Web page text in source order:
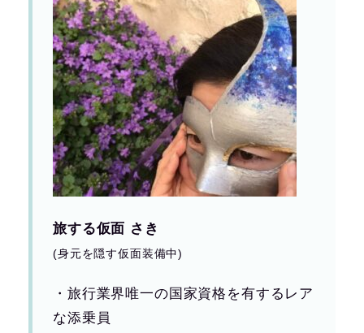
旅する仮面 さき
(身元を隠す仮面装備中)
・旅行業界唯一の国家資格を有するレア
な添乗員